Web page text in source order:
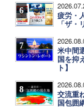
6
疲労・
「ザ
7
米中間
国を抑
ト】
8
交流重
国包囲